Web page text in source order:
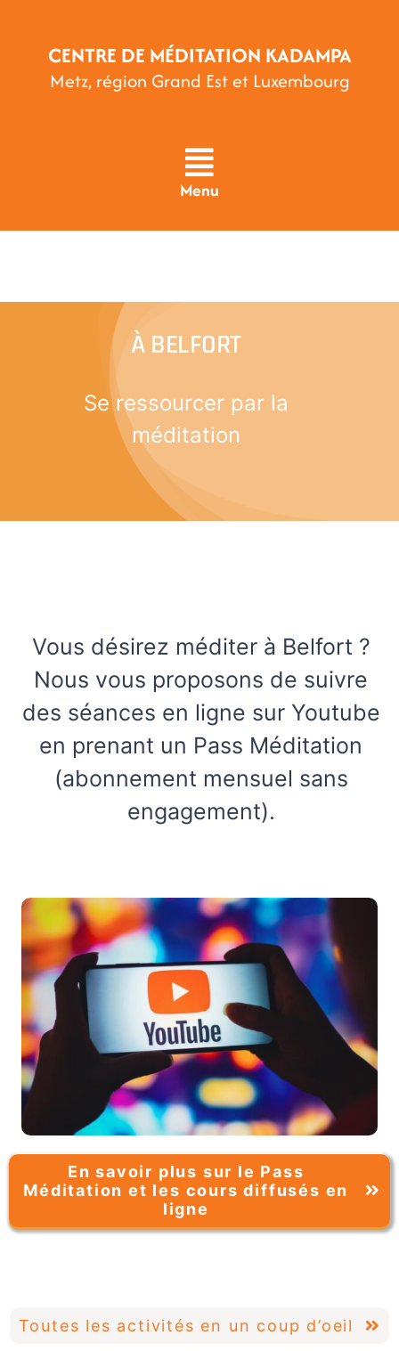
contenuCENTRE DE MÉDITATION KADAMPA
Metz, région Grand Est et Luxembourg
Menu
À BELFORT
Se ressourcer par la
méditation
Vous désirez méditer à Belfort ?
Nous vous proposons de suivre
des séances en ligne sur Youtube
en prenant un Pass Méditation
(abonnement mensuel sans
engagement).
En savoir plus sur le Pass
Méditation et les cours diffusés en
ligne
Toutes les activités en un coup d’oeil